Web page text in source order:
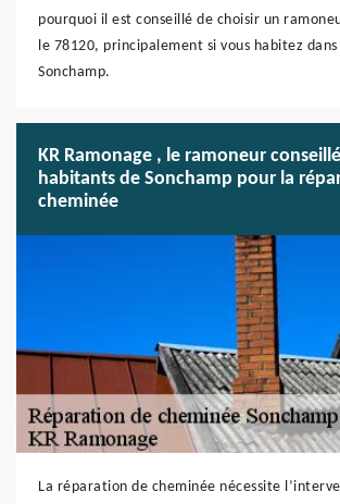
pourquoi il est conseillé de choisir un
le 78120, principalement si vous habitez
Sonchamp.
KR Ramonage , le ramoneur
habitants de Sonchamp pour la
cheminée
La réparation de cheminée nécessite